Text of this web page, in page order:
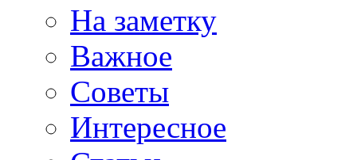
На заметку
Важное
Советы
Интересное